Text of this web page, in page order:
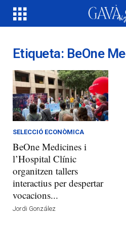
Etiqueta: BeOne
SELECCIÓ ECONÒMICA
BeOne Medicines i
l’Hospital Clínic
organitzen tallers
interactius per despertar
vocacions...
Jordi González